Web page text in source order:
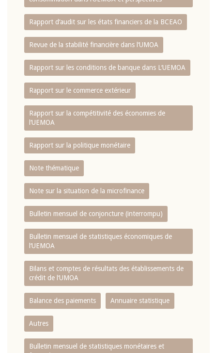
Rapport d‘audit sur les états financiers de la BCEAO
Revue de la stabilité financière dans l‘UMOA
Rapport sur les conditions de banque dans L‘UEMOA
Rapport sur le commerce extérieur
Rapport sur la compétitivité des économies de
l‘UEMOA
Rapport sur la politique monétaire
Note thématique
Note sur la situation de la microfinance
Bulletin mensuel de conjoncture (interrompu)
Bulletin mensuel de statistiques économiques de
l‘UEMOA
Bilans et comptes de résultats des établissements de
crédit de l‘UMOA
Balance des paiements Annuaire statistique
Autres
Bulletin mensuel de statistiques monétaires et